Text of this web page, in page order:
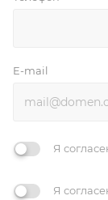
E-mail
Я
Я